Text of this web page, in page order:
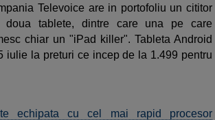
Televoice are in portofoliu un cititor
doua tablete, dintre care una pe care
chiar un "iPad killer". Tableta Android
iulie la preturi ce incep de la 1.499 pentru
echipata cu cel mai rapid procesor